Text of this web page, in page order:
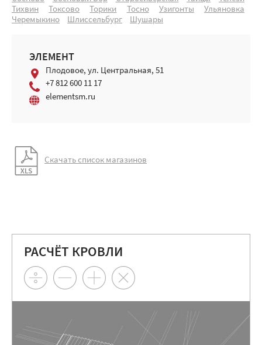
Тихвин
Токсово Торики Тосно Узигонты
Ульяновка
Черемыкино
Шлиссельбург Шушары
ЭЛЕМЕНТ
Плодовое, ул. Центральная, 51
+7 812 600 11 17
elementsm.ru
Скачать список магазинов
РАСЧЁТ КРОВЛИ